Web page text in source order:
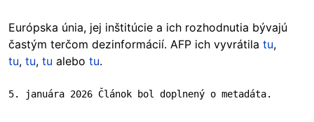
Európska únia, jej inštitúcie a ich rozhodnutia bývajú
častým terčom dezinformácií. AFP ich vyvrátila tu,
tu, tu, tu alebo tu.
5. januára 2026 Článok bol doplnený o metadáta.